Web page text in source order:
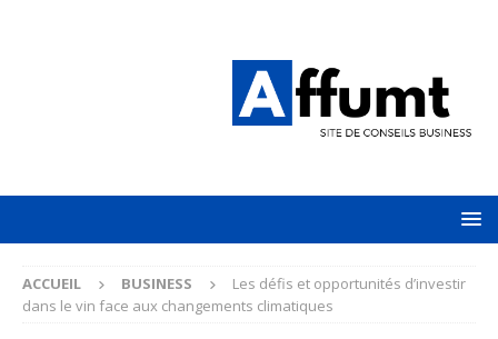
ACCUEIL BUSINESS
Les défis et opportunités d’investir
dans le vin face aux changements climatiques